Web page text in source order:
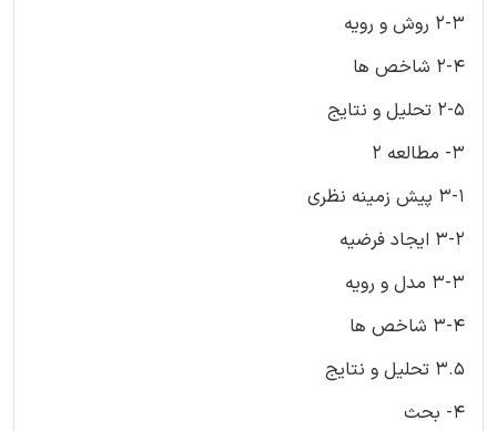
2-3 روش و رویه
2-4 شاخص ها
2-5 تحلیل و نتایج
3- مطالعه 2
3-1 پیش زمینه نظری
3-2 ایجاد فرضیه
3-3 مدل و رویه
3-4 شاخص ها
3.5 تحلیل و نتایج
4- بحث